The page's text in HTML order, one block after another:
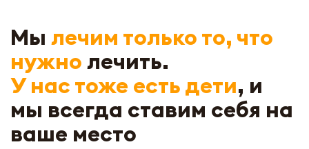
Мы лечим только то, что
нужнолечить.
У нас тоже есть дети, и
мы всегда ставим себя на
ваше место